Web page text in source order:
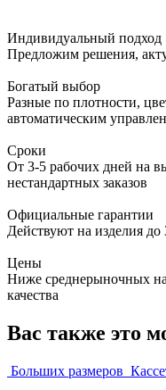
Индивидуальный подход
Предложим решения,
Богатый выбор
Разные по плотности,
автоматическим
Сроки
От 3-5 рабочих дней на
нестандартных заказов
Официальные гарантии
Действуют на изделия до
Цены
Ниже среднерыночных
качества
Вас также это
Больших размеров